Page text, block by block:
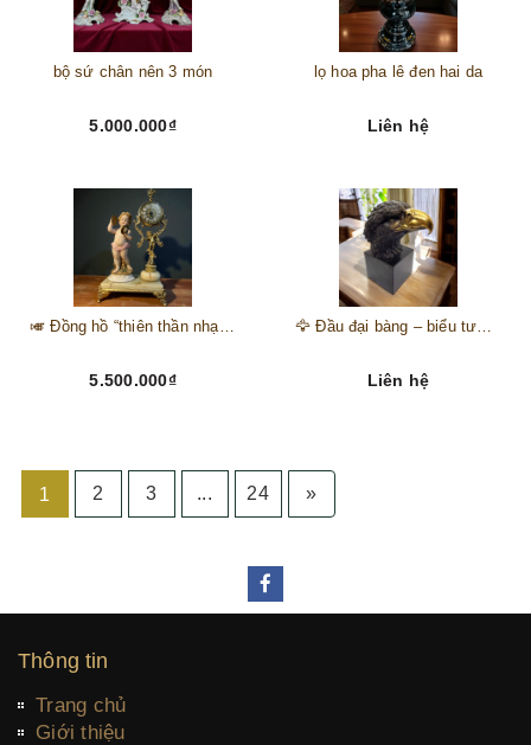
bộ sứ chân nên 3 món
5.000.000₫
lọ hoa pha lê đen hai da
Liên hệ
🎺 Đồng hồ “thiên thần nhạc hội” – tuyệt mỹ phẩm trang trí phong cách hoàng gia 🎼
5.500.000₫
🦅 Đầu đại bàng – biểu tượng của kẻ chinh phục trên đỉnh núi thành công 🦅
Liên hệ
1 2 3 ... 24 »
Thông tin
Trang chủ
Giới thiệu